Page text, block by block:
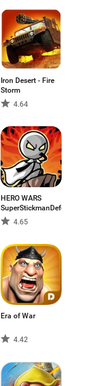
Iron Desert - Fire
Storm
4.64
HERO WARS
SuperStickmanDefense
4.65
Era of War
4.42